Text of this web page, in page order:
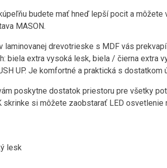
budete mať hneď lepší pocit a
MASON.
laminovanej drevotrieske s MDF vás
biela extra vysoká lesk, biela / čierna extra
UP. Je komfortné a praktická s dostatkom
poskytne dostatok priestoru pre všetky
skrinke si môžete zaobstarať LED osvetlenie
lesk